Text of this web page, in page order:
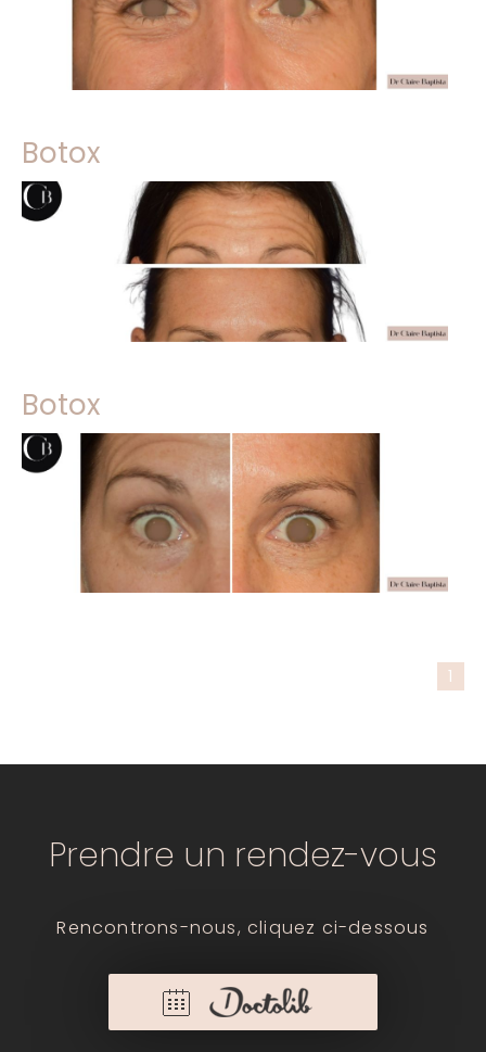
Botox
Botox
1
Prendre un rendez-vous
Rencontrons-nous, cliquez ci-dessous